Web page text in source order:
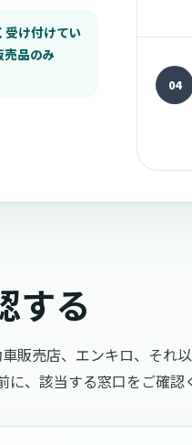
受け付けてい
品のみ
04
する
販売店、エンキロ、それ
、該当する窓口をご確認